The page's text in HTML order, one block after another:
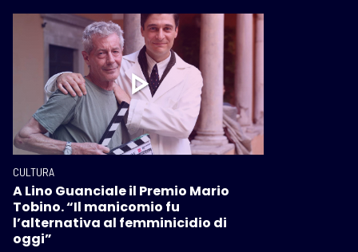
CULTURA
A Lino Guanciale il Premio Mario
Tobino. “Il manicomio fu
l’alternativa al femminicidio di
oggi”